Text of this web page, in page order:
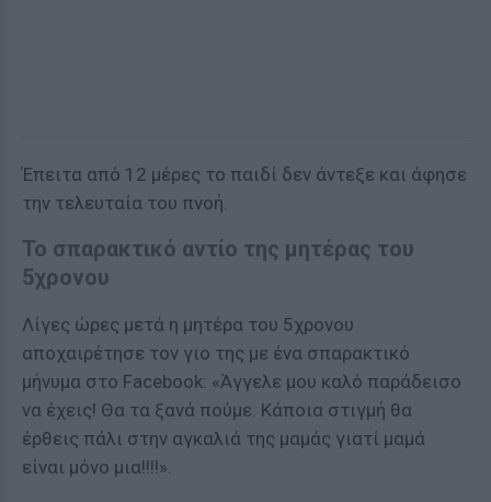
Έπειτα από 12 μέρες το παιδί δεν άντεξε και άφησε
την τελευταία του πνοή.
Το σπαρακτικό αντίο της μητέρας του
5χρονου
Λίγες ώρες μετά η μητέρα του 5χρονου
αποχαιρέτησε τον γιο της με ένα σπαρακτικό
μήνυμα στο Facebook: «Άγγελε μου καλό παράδεισο
να έχεις! Θα τα ξανά πούμε. Κάποια στιγμή θα
έρθεις πάλι στην αγκαλιά της μαμάς γιατί μαμά
είναι μόνο μια!!!!».